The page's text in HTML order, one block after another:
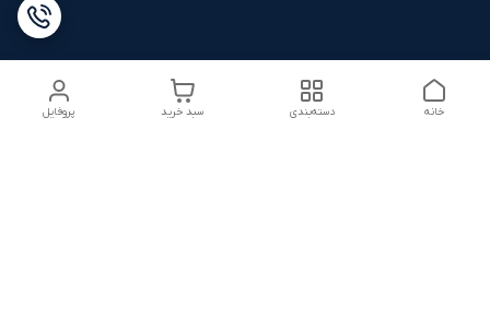
پروفایل سبد خرید دسته‌بندی خانه